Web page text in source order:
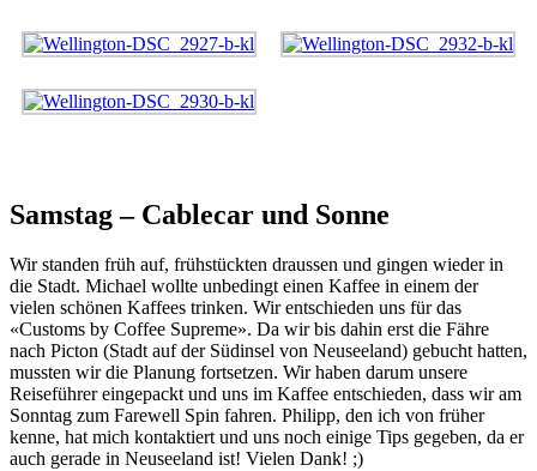
Samstag – Cablecar und Sonne
Wir standen früh auf, frühstückten draussen und gingen wieder in
die Stadt. Michael wollte unbedingt einen Kaffee in einem der
vielen schönen Kaffees trinken. Wir entschieden uns für das
«Customs by Coffee Supreme». Da wir bis dahin erst die Fähre
nach Picton (Stadt auf der Südinsel von Neuseeland) gebucht hatten,
mussten wir die Planung fortsetzen. Wir haben darum unsere
Reiseführer eingepackt und uns im Kaffee entschieden, dass wir am
Sonntag zum Farewell Spin fahren. Philipp, den ich von früher
kenne, hat mich kontaktiert und uns noch einige Tips gegeben, da er
auch gerade in Neuseeland ist! Vielen Dank! ;)